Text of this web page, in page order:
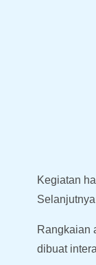
Kegiatan
Rangkaian
dibuat